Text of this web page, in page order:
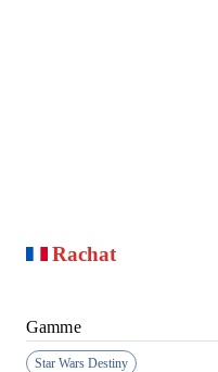
Rachat
Gamme
Star Wars Destiny